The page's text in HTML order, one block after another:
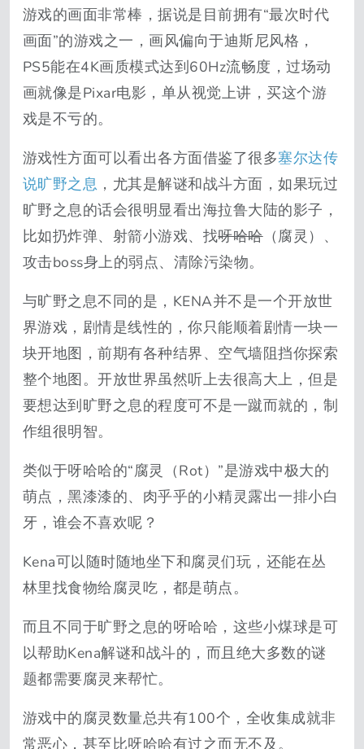
游戏的画面非常棒，据说是目前拥有“最次时代
画面”的游戏之一，画风偏向于迪斯尼风格，
PS5能在4K画质模式达到60Hz流畅度，过场动
画就像是Pixar电影，单从视觉上讲，买这个游
戏是不亏的。
游戏性方面可以看出各方面借鉴了很多塞尔达传
说旷野之息 ，尤其是解谜和战斗方面，如果玩过
旷野之息的话会很明显看出海拉鲁大陆的影子，
比如扔炸弹、射箭小游戏、找呀哈哈（腐灵）、
攻击boss身上的弱点、清除污染物。
与旷野之息不同的是，KENA并不是一个开放世
界游戏，剧情是线性的，你只能顺着剧情一块一
块开地图，前期有各种结界、空气墙阻挡你探索
整个地图。开放世界虽然听上去很高大上，但是
要想达到旷野之息的程度可不是一蹴而就的，制
作组很明智。
类似于呀哈哈的“腐灵（Rot）”是游戏中极大的
萌点，黑漆漆的、肉乎乎的小精灵露出一排小白
牙，谁会不喜欢呢？
Kena可以随时随地坐下和腐灵们玩，还能在丛
林里找食物给腐灵吃，都是萌点。
而且不同于旷野之息的呀哈哈，这些小煤球是可
以帮助Kena解谜和战斗的，而且绝大多数的谜
题都需要腐灵来帮忙。
游戏中的腐灵数量总共有100个，全收集成就非
常恶心，甚至比呀哈哈有过之而无不及。